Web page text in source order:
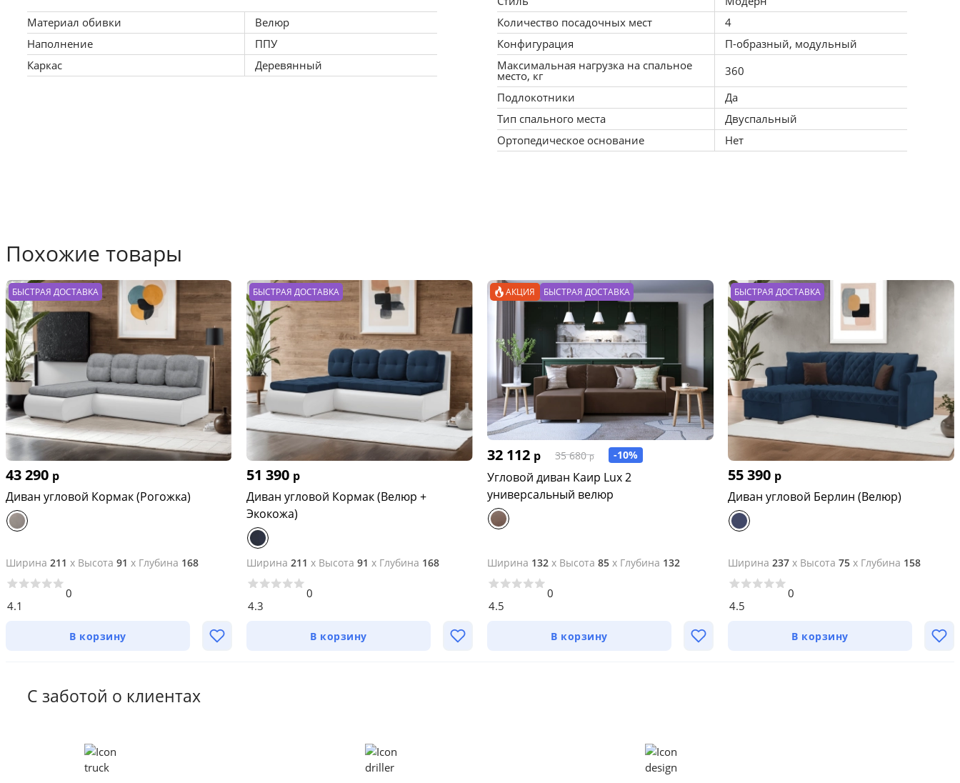
Материал обивки
Велюр
Наполнение
ППУ
Каркас
Деревянный
Количество посадочных мест
4
Конфигурация
П-образный, модульный
Максимальная нагрузка на спальное
место, кг
360
Подлокотники
Да
Тип спального места
Двуспальный
Ортопедическое основание
Нет
Похожие товары
БЫСТРАЯ ДОСТАВКА
43 290 р
Диван угловой Кормак (Рогожка)
Ширина 211 x Высота 91 x Глубина 168
4.1
0
В корзину
БЫСТРАЯ ДОСТАВКА
51 390 р
Диван угловой Кормак (Велюр +
Экокожа)
Ширина 211 x Высота 91 x Глубина 168
4.3
0
В корзину
АКЦИЯ БЫСТРАЯ ДОСТАВКА
32 112 р 35 680 р -10%
Угловой диван Каир Lux 2
универсальный велюр
Ширина 132 x Высота 85 x Глубина 132
4.5
0
В корзину
БЫСТРАЯ ДОСТАВКА
55 390 р
Диван угловой Берлин (Велюр)
Ширина 237 x Высота 75 x Глубина 158
4.5
0
В корзину
С заботой о клиентах